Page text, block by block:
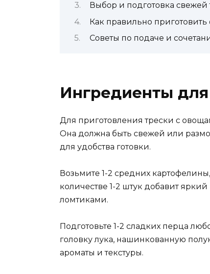
Выбор и подготовка свежей
Как правильно
Советы по подаче и
Ингредиенты
Для приготовления трески с
Она должна быть свежей или
для удобства готовки.
Возьмите 1-2 средних
количестве 1-2 штук добавит
ломтиками.
Подготовьте 1-2 сладких перца
головку лука, нашинкованную
ароматы и текстуры.